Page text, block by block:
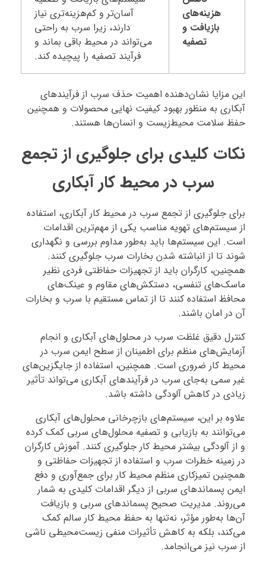
هزینه‌های
بازیافت و
تصفیه
آسان‌تر و کم‌هزینه‌تری نیاز
دارند، زیرا سرب به راحتی
می‌تواند در محیط باقی بماند و
فرآیند تصفیه را پیچیده کند.
این مزایا نشان‌دهنده اهمیت حذف سرب از فرآیندهای
آبکاری به منظور بهبود کیفیت نهایی محصولات و همچنین
حفظ سلامت محیط‌زیست و انسان‌ها هستند.
نکات کلیدی برای جلوگیری از تجمع
سرب در محیط کار آبکاری
برای جلوگیری از تجمع سرب در محیط کار آبکاری، استفاده
از سیستم‌های تهویه مناسب یکی از مهم‌ترین اقدامات
است. این سیستم‌ها باید به‌طور مداوم بررسی و نگهداری
شوند تا از انباشته شدن بخارات سرب جلوگیری کنند.
همچنین، کارگران باید از تجهیزات حفاظتی فردی نظیر
ماسک‌های تنفسی، دستکش‌های مقاوم و عینک‌های
محافظ استفاده کنند تا از تماس مستقیم با سرب و بخارات
آن در امان باشند.
کنترل دقیق غلظت سرب در محلول‌های آبکاری و انجام
آزمایش‌های منظم برای اطمینان از سطح ایمن سرب در
محیط کار ضروری است. همچنین، استفاده از جایگزین‌های
غیر سمی به‌جای سرب در فرآیندهای آبکاری می‌تواند تأثیر
زیادی در کاهش آلودگی داشته باشد.
علاوه بر این، سیستم‌های بازچرخانی محلول‌های آبکاری
می‌توانند به بازیابی و تصفیه محلول‌های سربی کمک کرده
و از آلودگی بیشتر محیط کار جلوگیری کنند. آموزش کارگران
در زمینه خطرات سرب و استفاده از تجهیزات حفاظتی و
همچنین تمیزکاری منظم محیط کار برای جمع‌آوری و دفع
ایمن پسماندهای سربی از دیگر اقدامات کلیدی به شمار
می‌روند. مدیریت صحیح پسماندهای سربی و بازیافت
آن‌ها به‌طور مؤثر، نه‌تنها به حفظ محیط کار سالم کمک
می‌کند، بلکه به کاهش تأثیرات منفی زیست‌محیطی ناشی
از سرب نیز می‌انجامد.